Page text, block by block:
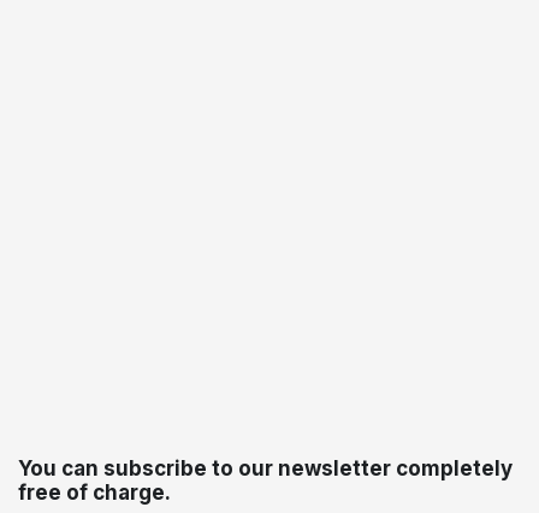
You can subscribe to our newsletter completely
free of charge.